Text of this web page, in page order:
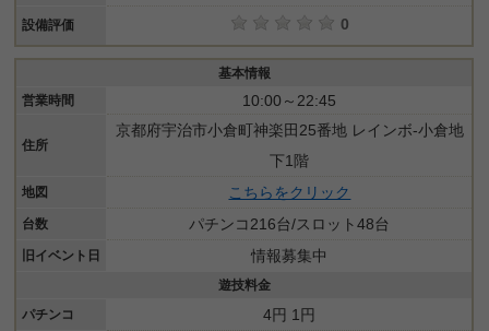
設備評価 0
基本情報
営業時間
10:00～22:45
住所
京都府宇治市小倉町神楽田25番地 レインボ-小倉地
下1階
地図 こちらをクリック
台数 パチンコ216台/スロット48台
旧イベント日 情報募集中
遊技料金
パチンコ
4円 1円